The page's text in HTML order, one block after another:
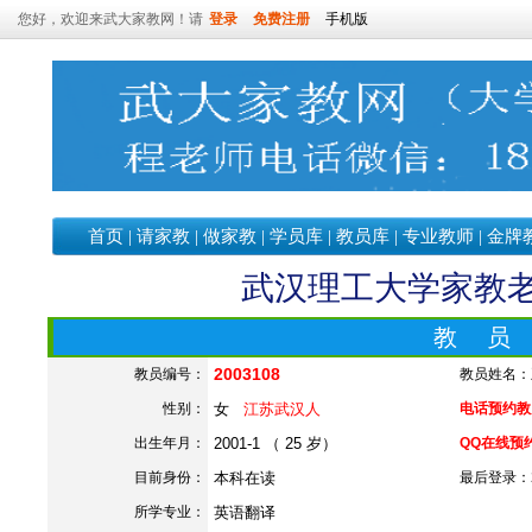
您好，欢迎来武大家教网！请 登录 免费注册 手机版
首页 | 请家教 | 做家教 | 学员库 | 教员库 | 专业教师 | 金牌
武汉理工大学家教
教
教员编号： 2003108 教员姓名：
性别： 女 江苏武汉人 电话预约
出生年月： 2001-1 （ 25 岁） QQ在线预
目前身份： 本科在读 最后登录
所学专业： 英语翻译